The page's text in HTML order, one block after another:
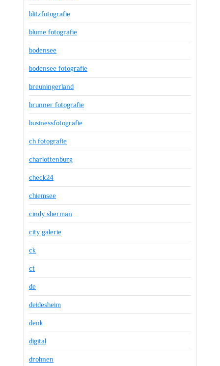
blitzfotografie
blume fotografie
bodensee
bodensee fotografie
breuningerland
brunner fotografie
businessfotografie
ch fotografie
charlottenburg
check24
chiemsee
cindy sherman
city galerie
ck
ct
de
deidesheim
denk
digital
drohnen